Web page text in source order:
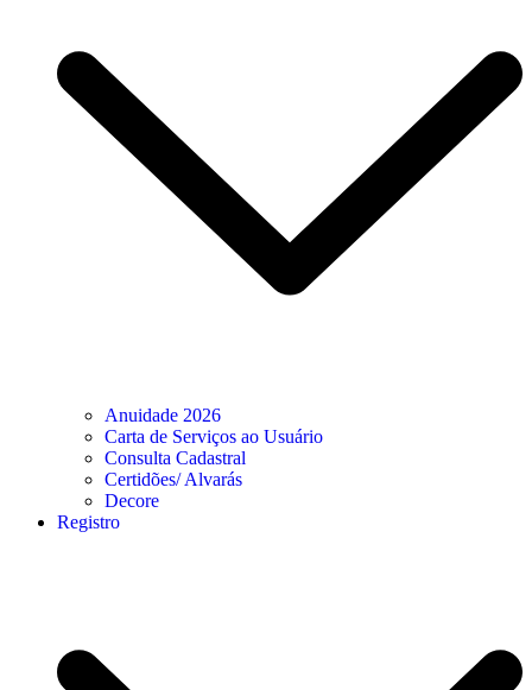
Anuidade 2026
Carta de Serviços ao Usuário
Consulta Cadastral
Certidões/ Alvarás
Decore
Registro